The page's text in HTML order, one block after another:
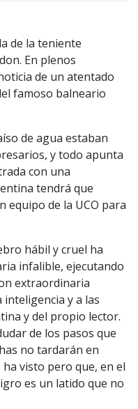
de la teniente
En plenos
de un atentado
famoso balneario
de agua estaban
y todo apunta
con una
tendrá que
equipo de la UCO para
hábil y cruel ha
infalible, ejecutando
extraordinaria
y a las
y del propio lector.
de los pasos que
no tardarán en
visto pero que, en el
es un latido que no